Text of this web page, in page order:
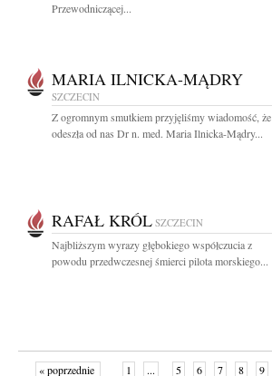
Przewodniczącej...
MARIA ILNICKA-MĄDRY
SZCZECIN
Z ogromnym smutkiem przyjęliśmy wiadomość, że
odeszła od nas Dr n. med. Maria Ilnicka-Mądry...
RAFAŁ KRÓL SZCZECIN
Najbliższym wyrazy głębokiego współczucia z
powodu przedwczesnej śmierci pilota morskiego...
« poprzednie 1 ... 5 6 7 8 9